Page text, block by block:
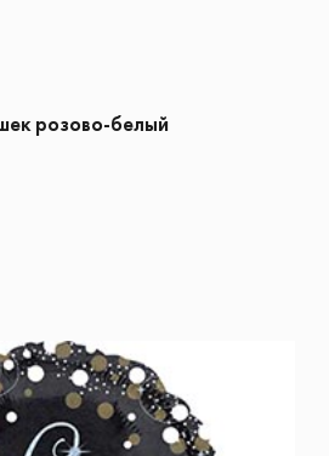
розово-белый